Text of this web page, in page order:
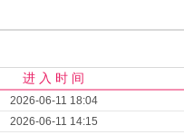
进 入 时 间
2026-06-11 18:04
2026-06-11 14:15